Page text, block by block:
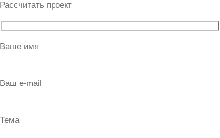
Рассчитать проект
Ваше имя
Ваш e-mail
Тема